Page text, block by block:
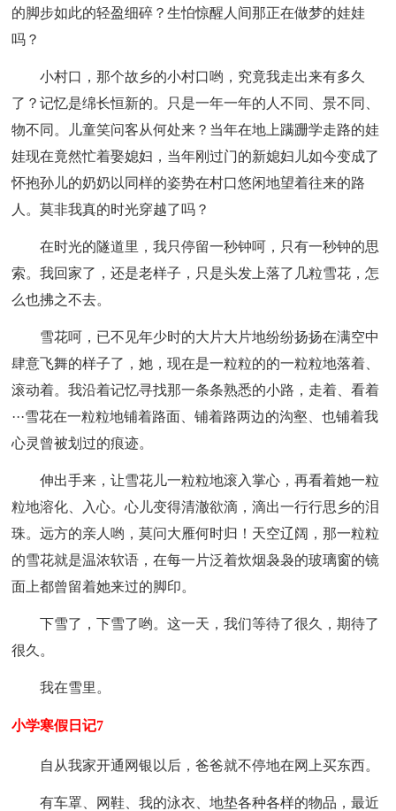
的脚步如此的轻盈细碎？生怕惊醒人间那正在做梦的娃娃
吗？
小村口，那个故乡的小村口哟，究竟我走出来有多久
了？记忆是绵长恒新的。只是一年一年的人不同、景不同、
物不同。儿童笑问客从何处来？当年在地上蹒跚学走路的娃
娃现在竟然忙着娶媳妇，当年刚过门的新媳妇儿如今变成了
怀抱孙儿的奶奶以同样的姿势在村口悠闲地望着往来的路
人。莫非我真的时光穿越了吗？
在时光的隧道里，我只停留一秒钟呵，只有一秒钟的思
索。我回家了，还是老样子，只是头发上落了几粒雪花，怎
么也拂之不去。
雪花呵，已不见年少时的大片大片地纷纷扬扬在满空中
肆意飞舞的样子了，她，现在是一粒粒的的一粒粒地落着、
滚动着。我沿着记忆寻找那一条条熟悉的小路，走着、看着
···雪花在一粒粒地铺着路面、铺着路两边的沟壑、也铺着我
心灵曾被划过的痕迹。
伸出手来，让雪花儿一粒粒地滚入掌心，再看着她一粒
粒地溶化、入心。心儿变得清澈欲滴，滴出一行行思乡的泪
珠。远方的亲人哟，莫问大雁何时归！天空辽阔，那一粒粒
的雪花就是温浓软语，在每一片泛着炊烟袅袅的玻璃窗的镜
面上都曾留着她来过的脚印。
下雪了，下雪了哟。这一天，我们等待了很久，期待了
很久。
我在雪里。
小学寒假日记7
自从我家开通网银以后，爸爸就不停地在网上买东西。
有车罩、网鞋、我的泳衣、地垫各种各样的物品，最近